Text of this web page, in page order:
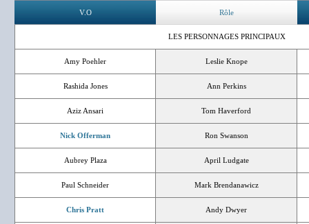
V.O Rôle
LES PERSONNAGES PRINCIPAUX
Amy Poehler Leslie Knope
Rashida Jones Ann Perkins
Aziz Ansari Tom Haverford
Nick Offerman Ron Swanson
Aubrey Plaza April Ludgate
Paul Schneider Mark Brendanawicz
Chris Pratt Andy Dwyer